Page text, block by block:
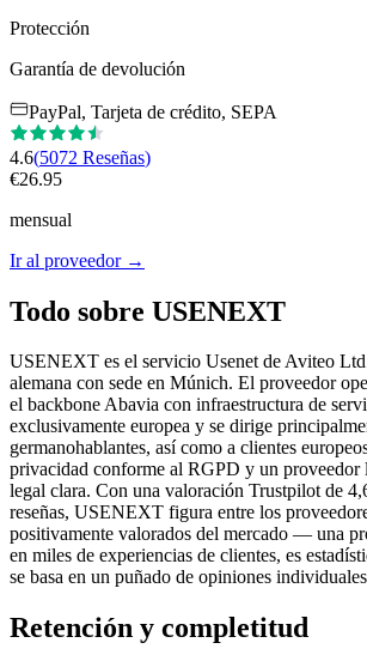
Protección
Garantía de devolución
PayPal, Tarjeta de crédito, SEPA
4.6(5072 Reseñas)
€26.95
mensual
Ir al proveedor→
Todo sobre USENEXT
USENEXT es el servicio Usenet de Aviteo
alemana con sede en Múnich. El proveedor
el backbone Abavia con infraestructura de
exclusivamente europea y se dirige
germanohablantes, así como a clientes
privacidad conforme al RGPD y un
legal clara. Con una valoración Trustpilot de
reseñas, USENEXT figura entre los
positivamente valorados del mercado — una
en miles de experiencias de clientes, es
se basa en un puñado de opiniones
Retención y completitud